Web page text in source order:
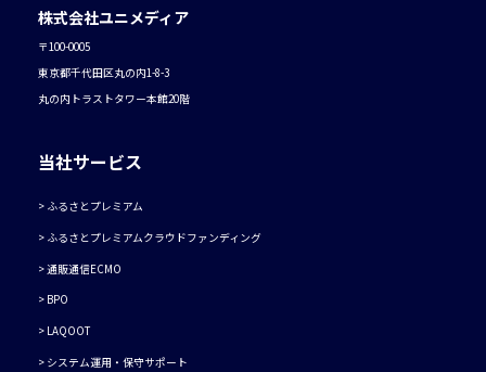
株式会社ユニメディア
〒100-0005
東京都千代田区丸の内1-8-3
丸の内トラストタワー本館20階
当社サービス
ふるさとプレミアム
ふるさとプレミアムクラウドファンディング
通販通信ECMO
BPO
LAQOOT
システム運用・保守サポート